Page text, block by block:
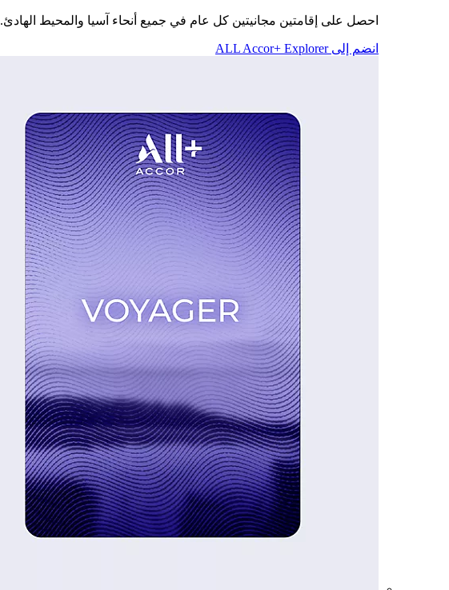
احصل على إقامتين مجانيتين كل عام في جميع أنحاء آسيا والمحيط الهادئ.
انضم إلى ALL Accor+ Explorer